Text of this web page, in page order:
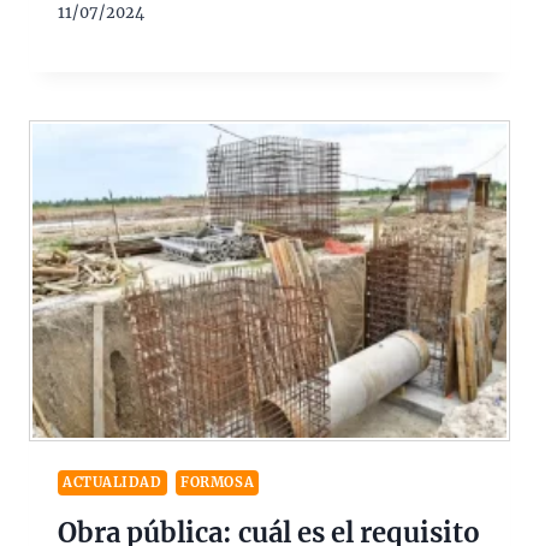
11/07/2024
ACTUALIDAD FORMOSA
Obra pública: cuál es el requisito